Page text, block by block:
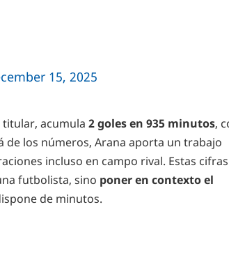
15, 2025
titular, acumula 2 goles en 935 minutos,
de los números, Arana aporta un trabajo
incluso en campo rival. Estas
futbolista, sino poner en contexto el
de minutos.